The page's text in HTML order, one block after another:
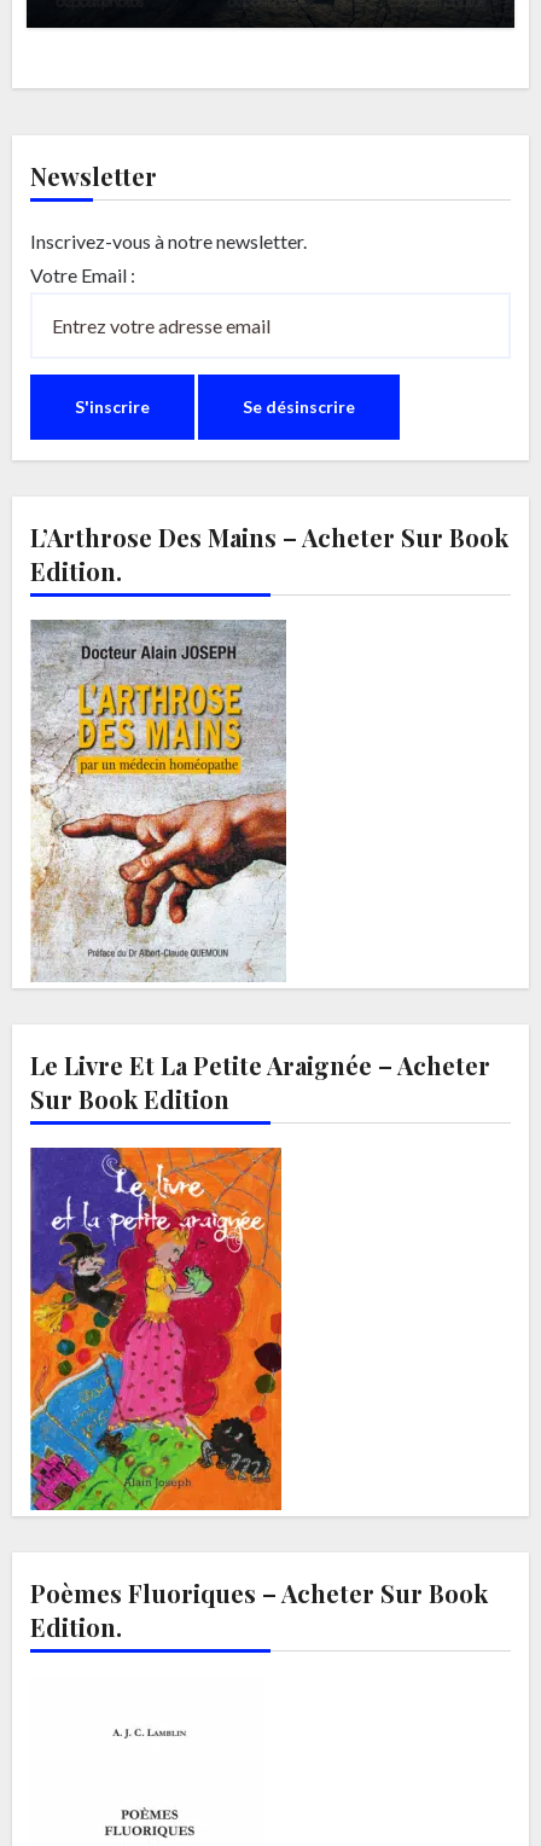
Newsletter
Inscrivez-vous à notre newsletter.
Votre Email :
L’Arthrose Des Mains – Acheter Sur Book
Edition.
Le Livre Et La Petite Araignée – Acheter
Sur Book Edition
Poèmes Fluoriques – Acheter Sur Book
Edition.